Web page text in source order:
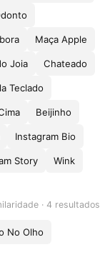
Maça Apple
Joia Chateado
Teclado
Beijinho
Instagram Bio
Story Wink
· 4 resultados
No Olho